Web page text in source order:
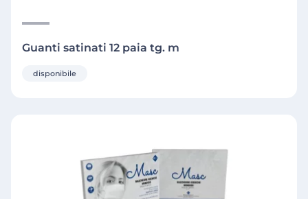
Guanti satinati 12 paia tg. m
disponibile